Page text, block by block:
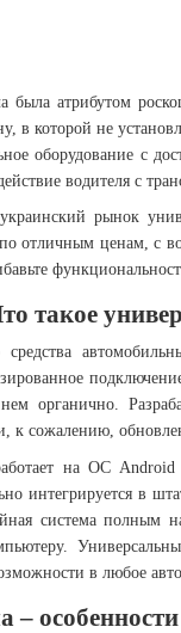
была атрибутом
в которой не
оборудование с
водителя с
рынок
по отличным ценам,
такое
средства
органично.
к сожалению,
на ОС
интегрируется в
система полным
в любое
–